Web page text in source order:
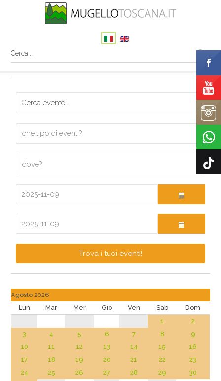
Trova i tuoi eventi!
Agosto 2026
Lun
Mar Mer Gio Ven Sab
Dom
1
2
3
4 5 6 7 8
9
10
11 12 13 14 15
16
17
18 19 20 21 22
23
24
25 26 27 28 29
30